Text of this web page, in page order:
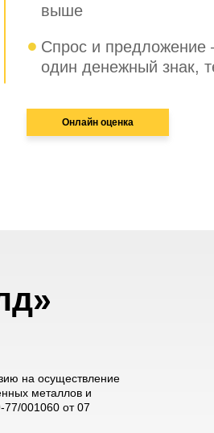
выше
Спрос и
один денежный знак,
Онлайн оценка
на осуществление
металлов и
001060 от 07